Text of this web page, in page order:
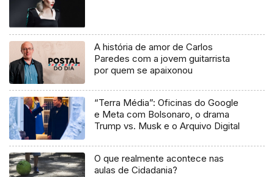
A história de amor de Carlos
Paredes com a jovem guitarrista
por quem se apaixonou
“Terra Média”: Oficinas do Google
e Meta com Bolsonaro, o drama
Trump vs. Musk e o Arquivo Digital
O que realmente acontece nas
aulas de Cidadania?